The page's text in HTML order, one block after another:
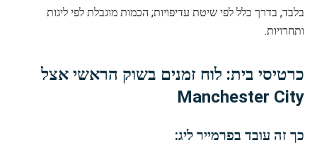
בלבד, בדרך כלל לפי שיטת עדיפויות; הכמות מוגבלת לפי ליגות
ותחרויות.
כרטיסי בית: לוח זמנים בשוק הראשי אצל
Manchester City
כך זה עובד בפרמייר ליג: